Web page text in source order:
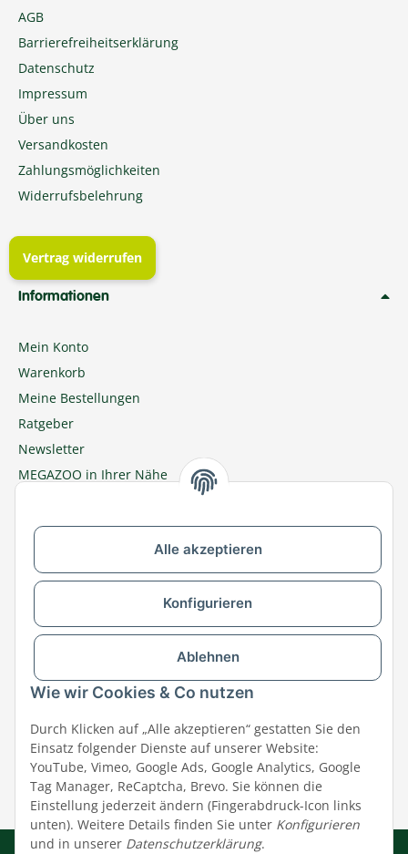
Alle akzeptieren
Konfigurieren
Ablehnen
Wie wir Cookies & Co nutzen
Durch Klicken auf „Alle akzeptieren“ gestatten Sie den
Einsatz folgender Dienste auf unserer Website:
YouTube, Vimeo, Google Ads, Google Analytics, Google
Tag Manager, ReCaptcha, Brevo. Sie können die
Einstellung jederzeit ändern (Fingerabdruck-Icon links
unten). Weitere Details finden Sie unter Konfigurieren
und in unserer Datenschutzerklärung.
AGB
Barrierefreiheitserklärung
Datenschutz
Impressum
Über uns
Versandkosten
Zahlungsmöglichkeiten
Widerrufsbelehrung
Vertrag widerrufen
Informationen
Mein Konto
Warenkorb
Meine Bestellungen
Ratgeber
Newsletter
MEGAZOO in Ihrer Nähe
Zu MEGAZOO-nord.de wechseln
Versandpartner & Zahlungsmöglichkeiten
Impressum|AGB|Datenschutz